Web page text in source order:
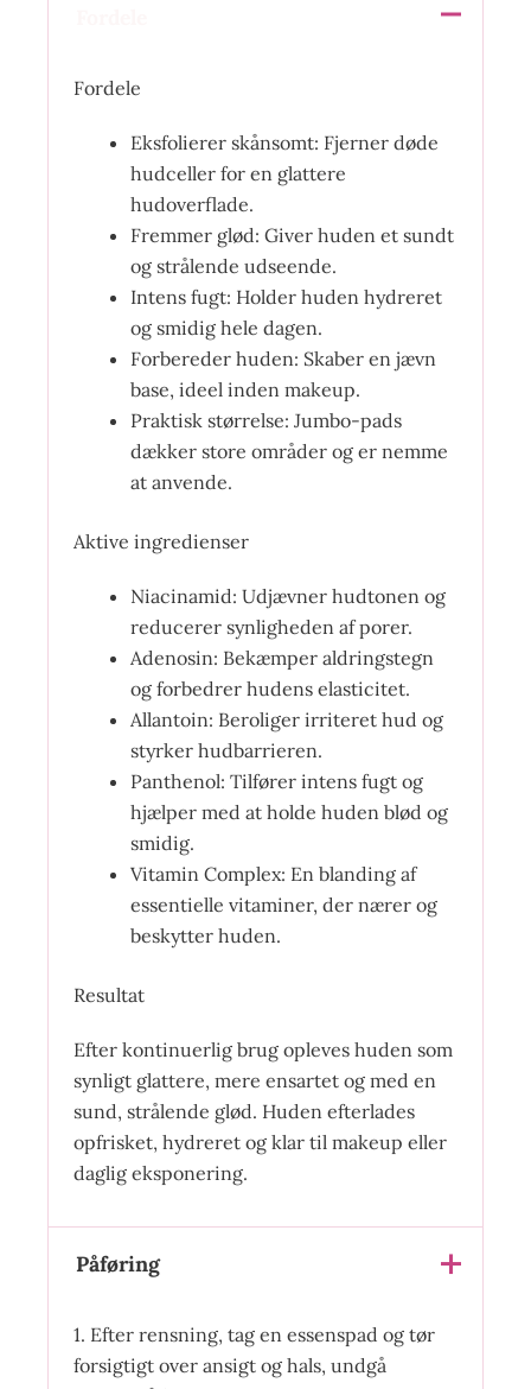
Fordele
Eksfolierer skånsomt: Fjerner døde
hudceller for en glattere
hudoverflade.
Fremmer glød: Giver huden et sundt
og strålende udseende.
Intens fugt: Holder huden hydreret
og smidig hele dagen.
Forbereder huden: Skaber en jævn
base, ideel inden makeup.
Praktisk størrelse: Jumbo-pads
dækker store områder og er nemme
at anvende.
Aktive ingredienser
Niacinamid: Udjævner hudtonen og
reducerer synligheden af porer.
Adenosin: Bekæmper aldringstegn
og forbedrer hudens elasticitet.
Allantoin: Beroliger irriteret hud og
styrker hudbarrieren.
Panthenol: Tilfører intens fugt og
hjælper med at holde huden blød og
smidig.
Vitamin Complex: En blanding af
essentielle vitaminer, der nærer og
beskytter huden.
Resultat
Efter kontinuerlig brug opleves huden som
synligt glattere, mere ensartet og med en
sund, strålende glød. Huden efterlades
opfrisket, hydreret og klar til makeup eller
daglig eksponering.
Påføring
1. Efter rensning, tag en essenspad og tør
forsigtigt over ansigt og hals, undgå